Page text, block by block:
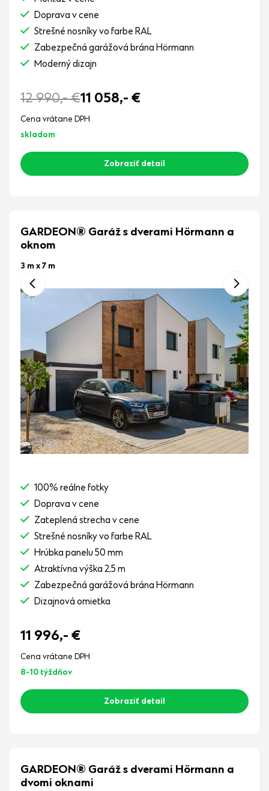
Doprava v cene
Strešné nosníky vo farbe RAL
Zabezpečná garážová brána Hörmann
Moderný dizajn
12 990,-€11 058,- €
Cena vrátane DPH
skladom
Zobraziť detail
GARDEON® Garáž s dverami Hörmann a
oknom
3 m x 7 m
100% reálne fotky
Doprava v cene
Zateplená strecha v cene
Strešné nosníky vo farbe RAL
Hrúbka panelu 50 mm
Atraktívna výška 2,5 m
Zabezpečná garážová brána Hörmann
Dizajnová omietka
11 996,- €
Cena vrátane DPH
8-10 týždňov
Zobraziť detail
GARDEON® Garáž s dverami Hörmann a
dvomi oknami